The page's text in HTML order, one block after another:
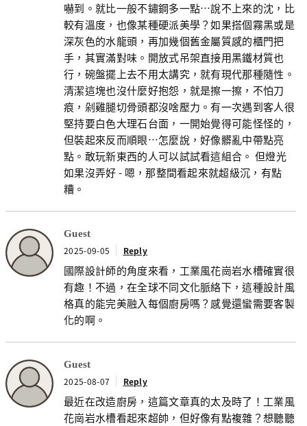
嚇到。就比一般不鏽鋼多一點…說不上來的沈，比
較有溫度，也像某種硬派美學？如果搭個霧黑或是
深灰色的水龍頭，再加幾個舊金屬質感的櫃門把
手，其實滿對味。開放式吊架直接用黑鐵材質也
行，碗盤擺上去不用太講究，就有現代那種隨性。
清潔這塊也沒什麼好抱怨，就是擦一擦，不怕刀
痕，剁雞腿切骨頭都沒啥壓力。有一次遇到客人很
堅持要白色大理石台面，一開始覺得可能怪怪的，
但裝起來反而順眼…怎麼說，好像髒亂中帶點亮
點。敢玩新東西的人可以試試看這組合。 但燈光
如果沒弄好 - 嗯，那整間看起來就超級沉，有點
糟。
Guest
2025-09-05 Reply
國際設計師的角度來看，工業風花崗岩水槽確實很
有趣！不過，在全球不同文化脈絡下，這種設計風
格真的能完美融入每個廚房嗎？感覺還蠻需要客製
化的啊。
Guest
2025-08-07 Reply
最近在改造廚房，這篇文章真的太及時了！工業風
花崗岩水槽看起來超帥，但好像有點複雜？想聽聽